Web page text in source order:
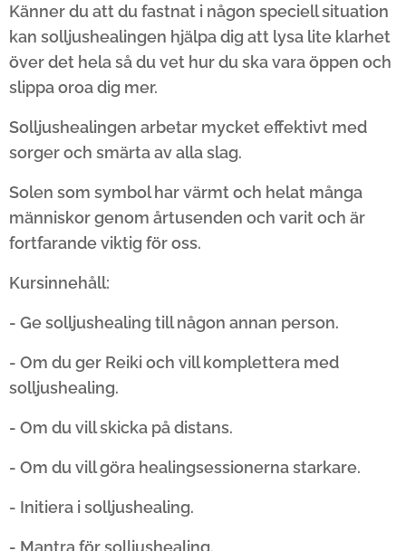
Känner du att du fastnat i någon speciell situation
kan solljushealingen hjälpa dig att lysa lite klarhet
över det hela så du vet hur du ska vara öppen och
slippa oroa dig mer.
Solljushealingen arbetar mycket effektivt med
sorger och smärta av alla slag.
Solen som symbol har värmt och helat många
människor genom årtusenden och varit och är
fortfarande viktig för oss.
Kursinnehåll:
- Ge solljushealing till någon annan person.
- Om du ger Reiki och vill komplettera med
solljushealing.
- Om du vill skicka på distans.
- Om du vill göra healingsessionerna starkare.
- Initiera i solljushealing.
- Mantra för solljushealing.